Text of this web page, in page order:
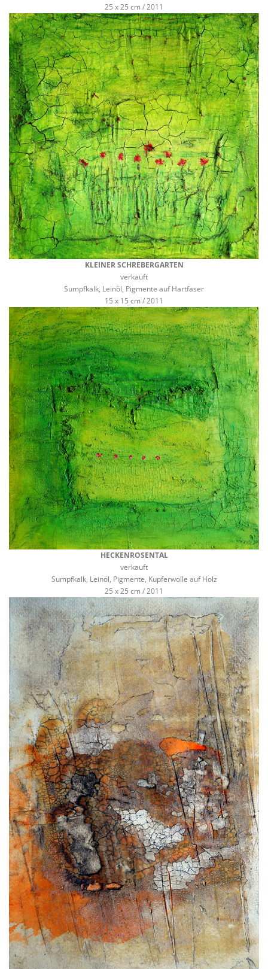
25 x 25 cm / 2011
KLEINER SCHREBERGARTEN
verkauft
Sumpfkalk, Leinöl, Pigmente auf Hartfaser
15 x 15 cm / 2011
HECKENROSENTAL
verkauft
Sumpfkalk, Leinöl, Pigmente, Kupferwolle auf Holz
25 x 25 cm / 2011